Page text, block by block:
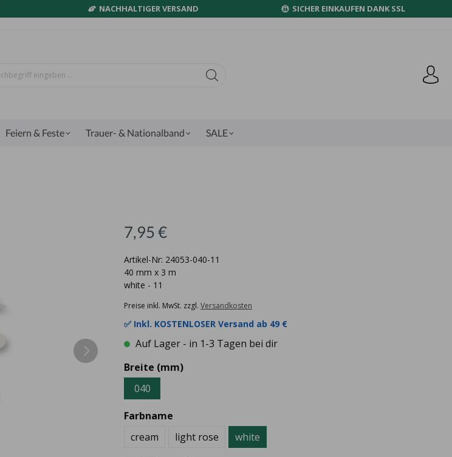
NACHHALTIGER VERSAND SICHER EINKAUFEN DANK SSL
Feiern & Feste Trauer- & Nationalband SALE
7,95 €
Artikel-Nr: 24053-040-11
40 mm x 3 m
white - 11
Preise inkl. MwSt. zzgl. Versandkosten
✅ Inkl. KOSTENLOSER Versand ab 49 €
Auf Lager - in 1-3 Tagen bei dir
Breite (mm)
040
Farbname
cream
light rose white